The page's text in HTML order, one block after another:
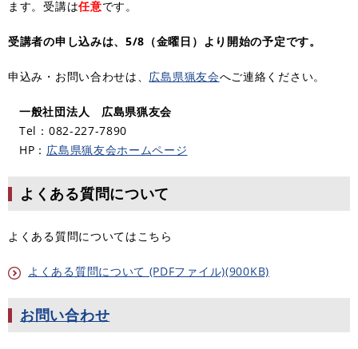
ます。受講は任意です。​​
受講者の申し込みは、5/8（金曜日）より開始の予定です。
申込み・お問い合わせは、 広島県猟友会へご連絡ください。​
一般社団法人 広島県猟友会
Tel：082-227-7890
HP： 広島県猟友会ホームページ
よくある質問について
よくある質問についてはこちら
よくある質問について (PDFファイル)(900KB)
お問い合わせ